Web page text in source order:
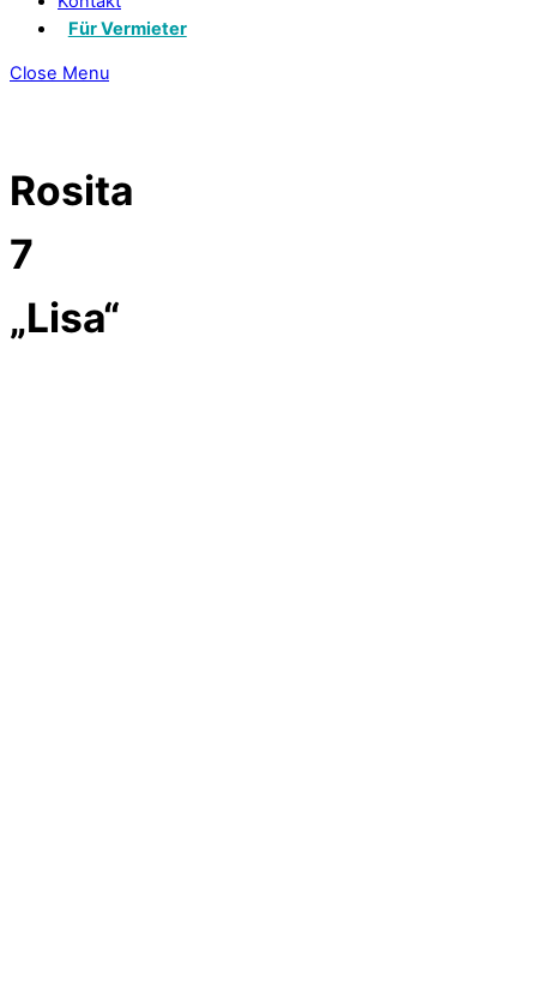
Für Vermieter
Close Menu
Rosita
7
„Lisa“